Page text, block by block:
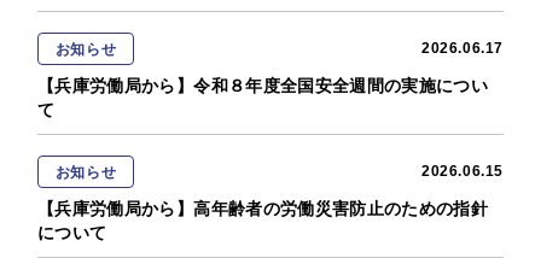
お知らせ 2026.06.17
【兵庫労働局から】令和８年度全国安全週間の実施につい
て
お知らせ 2026.06.15
【兵庫労働局から】高年齢者の労働災害防止のための指針
について